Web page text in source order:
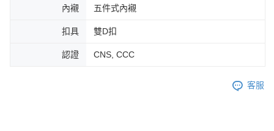
內襯 五件式內襯
扣具 雙D扣
認證 CNS, CCC
客服